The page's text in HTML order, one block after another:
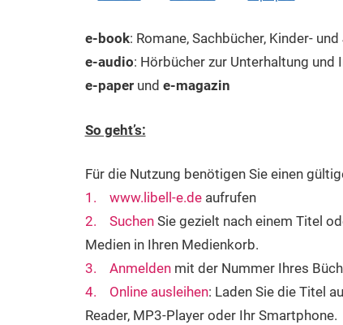
e-book: Romane, Sachbücher, Kinder-
e-audio: Hörbücher zur Unterhaltung und
e-paperund e-magazin
So geht’s:
Für die Nutzung benötigen Sie einen
1.
www.libell-e.deaufrufen
2. SuchenSie gezielt nach einem Titel
Medien in Ihren Medienkorb.
3. Anmeldenmit der Nummer Ihres
4. Online ausleihen: Laden Sie die Titel
Reader, MP3-Player oder Ihr Smartphone.